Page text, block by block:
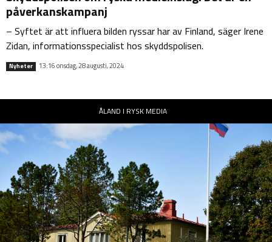
påverkanskampanj
– Syftet är att influera bilden ryssar har av Finland, säger Irene
Zidan, informationsspecialist hos skyddspolisen.
Nyheter 13:16 onsdag, 28 augusti, 2024
ÅLAND I RYSK MEDIA